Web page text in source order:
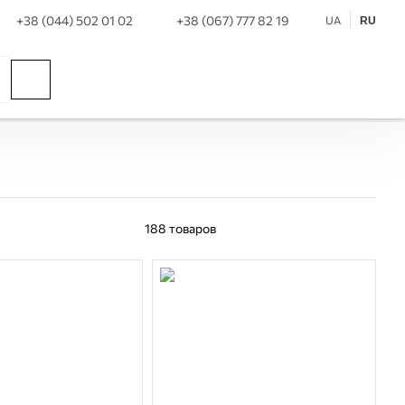
+38 (044) 502 01 02 +38 (067) 777 82 19 UA RU
188 товаров